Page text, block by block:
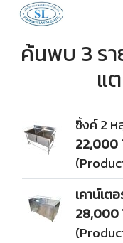
ค้นพบ 3 รา
แ
ซิ้งค์ 2
22,000
เคาน์เต
28,000